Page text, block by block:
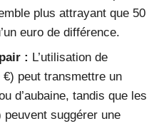
plus attrayant que 50
euro de différence.
: L’utilisation de
peut transmettre un
d’aubaine, tandis que les
suggérer une